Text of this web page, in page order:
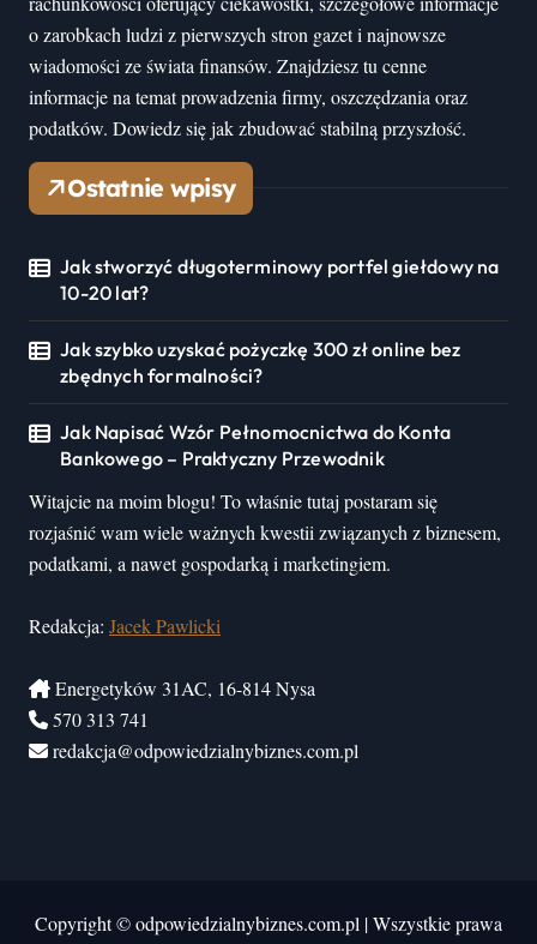
o zarobkach ludzi z pierwszych stron gazet i najnowsze
wiadomości ze świata finansów. Znajdziesz tu cenne
informacje na temat prowadzenia firmy, oszczędzania oraz
podatków. Dowiedz się jak zbudować stabilną przyszłość.
Ostatnie wpisy
Jak stworzyć długoterminowy portfel giełdowy na
10-20 lat?
Jak szybko uzyskać pożyczkę 300 zł online bez
zbędnych formalności?
Jak Napisać Wzór Pełnomocnictwa do Konta
Bankowego – Praktyczny Przewodnik
Witajcie na moim blogu! To właśnie tutaj postaram się
rozjaśnić wam wiele ważnych kwestii związanych z biznesem,
podatkami, a nawet gospodarką i marketingiem.
Redakcja: Jacek Pawlicki
Energetyków 31AC, 16-814 Nysa
570 313 741
redakcja@odpowiedzialnybiznes.com.pl
Copyright © odpowiedzialnybiznes.com.pl |Wszystkie prawa